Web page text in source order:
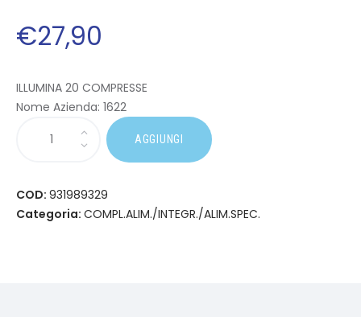
€27,90
ILLUMINA 20 COMPRESSE
Nome Azienda: 1622
AGGIUNGI
COD: 931989329
Categoria: COMPL.ALIM./INTEGR./ALIM.SPEC.